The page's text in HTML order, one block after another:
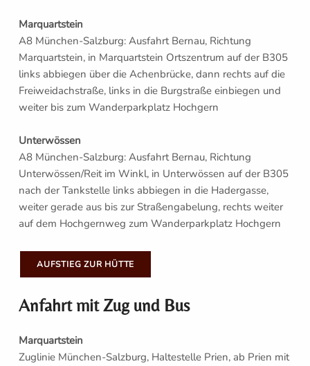
Marquartstein
A8 München-Salzburg: Ausfahrt Bernau, Richtung
Marquartstein, in Marquartstein Ortszentrum auf der B305
links abbiegen über die Achenbrücke, dann rechts auf die
Freiweidachstraße, links in die Burgstraße einbiegen und
weiter bis zum Wanderparkplatz Hochgern
Unterwössen
A8 München-Salzburg: Ausfahrt Bernau, Richtung
Unterwössen/Reit im Winkl, in Unterwössen auf der B305
nach der Tankstelle links abbiegen in die Hadergasse,
weiter gerade aus bis zur Straßengabelung, rechts weiter
auf dem Hochgernweg zum Wanderparkplatz Hochgern
AUFSTIEG ZUR HÜTTE
Anfahrt mit Zug und Bus
Marquartstein
Zuglinie München-Salzburg, Haltestelle Prien, ab Prien mit